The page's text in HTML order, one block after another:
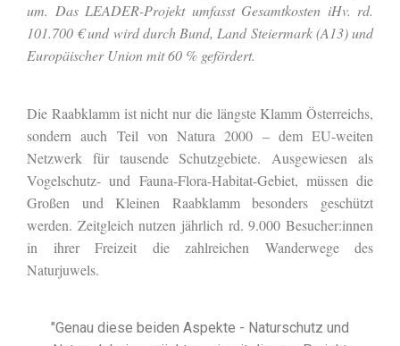
um. Das LEADER-Projekt umfasst Gesamtkosten iHv. rd.
101.700 € und wird durch Bund, Land Steiermark (A13) und
Europäischer Union mit 60 % gefördert.
Die Raabklamm ist nicht nur die längste Klamm Österreichs,
sondern auch Teil von Natura 2000 – dem EU-weiten
Netzwerk für tausende Schutzgebiete. Ausgewiesen als
Vogelschutz- und Fauna-Flora-Habitat-Gebiet, müssen die
Großen und Kleinen Raabklamm besonders geschützt
werden. Zeitgleich nutzen jährlich rd. 9.000 Besucher:innen
in ihrer Freizeit die zahlreichen Wanderwege des
Naturjuwels.
"Genau diese beiden Aspekte - Naturschutz und